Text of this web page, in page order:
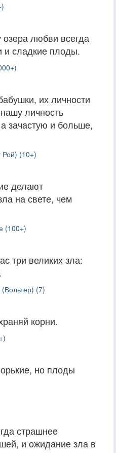
любви всегда
и сладкие плоды.
их личности
личность
зачастую и больше,
Рой) (10+)
делают
на свете, чем
(100+)
три великих зла:
(7)
корни.
но плоды
страшнее
и ожидание зла в